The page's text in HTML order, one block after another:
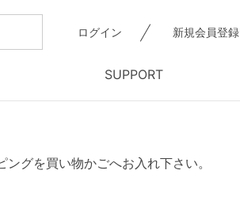
ログイン 新規会員登録
SUPPORT
グを買い物かごへお入れ下さい。